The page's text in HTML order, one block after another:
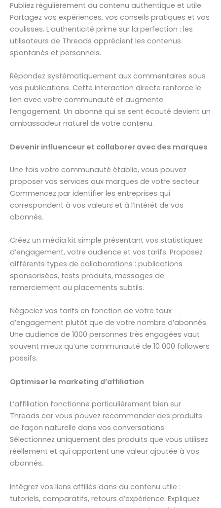
Publiez régulièrement du contenu authentique et utile.
Partagez vos expériences, vos conseils pratiques et vos
coulisses. L’authenticité prime sur la perfection : les
utilisateurs de Threads apprécient les contenus
spontanés et personnels.
Répondez systématiquement aux commentaires sous
vos publications. Cette interaction directe renforce le
lien avec votre communauté et augmente
l’engagement. Un abonné qui se sent écouté devient un
ambassadeur naturel de votre contenu.
Devenir influenceur et collaborer avec des marques
Une fois votre communauté établie, vous pouvez
proposer vos services aux marques de votre secteur.
Commencez par identifier les entreprises qui
correspondent à vos valeurs et à l’intérêt de vos
abonnés.
Créez un média kit simple présentant vos statistiques
d’engagement, votre audience et vos tarifs. Proposez
différents types de collaborations : publications
sponsorisées, tests produits, messages de
remerciement ou placements subtils.
Négociez vos tarifs en fonction de votre taux
d’engagement plutôt que de votre nombre d’abonnés.
Une audience de 1000 personnes très engagées vaut
souvent mieux qu’une communauté de 10 000 followers
passifs.
Optimiser le marketing d’affiliation
L’affiliation fonctionne particulièrement bien sur
Threads car vous pouvez recommander des produits
de façon naturelle dans vos conversations.
Sélectionnez uniquement des produits que vous utilisez
réellement et qui apportent une valeur ajoutée à vos
abonnés.
Intégrez vos liens affiliés dans du contenu utile :
tutoriels, comparatifs, retours d’expérience. Expliquez